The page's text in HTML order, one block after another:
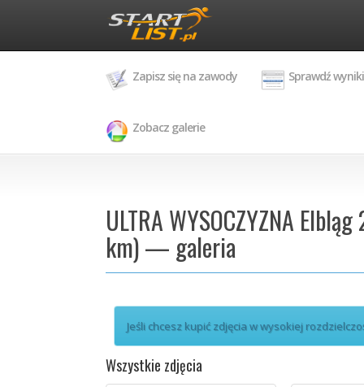
Zapisz się na zawody Sprawdź wyniki
Zobacz galerie
ULTRA WYSOCZYZNA
km) — galeria
Jeśli chcesz kupić zdjęcia w wysokiej
Wszystkie zdjęcia